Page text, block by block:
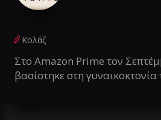
Κολάζ
Στο Amazon Prime τον
βασίστηκε στη